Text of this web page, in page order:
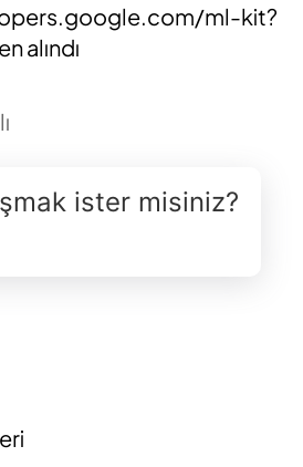
ml-kit?
alındı
ister misiniz?